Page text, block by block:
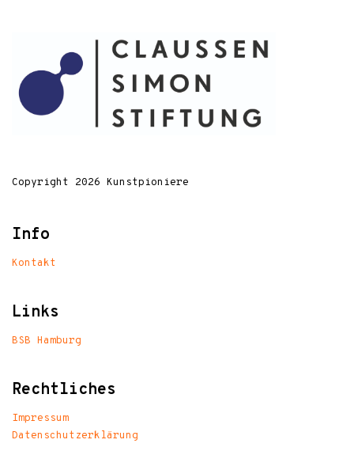
Copyright 2026 Kunstpioniere
Info
Kontakt
Links
BSB Hamburg
Rechtliches
Impressum
Datenschutzerklärung